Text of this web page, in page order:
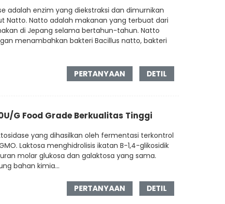
adalah enzim yang diekstraksi dan dimurnikan
Natto. Natto adalah makanan yang terbuat dari
di Jepang selama bertahun-tahun. Natto
menambahkan bakteri Bacillus natto, bakteri
PERTANYAAN DETIL
G Food Grade Berkualitas Tinggi
yang dihasilkan oleh fermentasi terkontrol
Laktosa menghidrolisis ikatan B-1,4-glikosidik
molar glukosa dan galaktosa yang sama.
bahan kimia...
PERTANYAAN DETIL